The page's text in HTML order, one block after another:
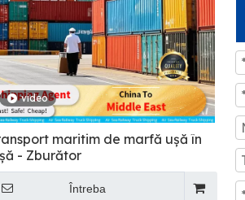
video
maritim de marfă ușă în
- Zburător
Întreba